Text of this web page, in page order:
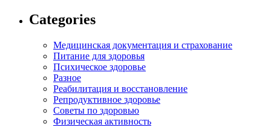
Categories
Медицинская документация и страхование
Питание для здоровья
Психическое здоровье
Разное
Реабилитация и восстановление
Репродуктивное здоровье
Советы по здоровью
Физическая активность